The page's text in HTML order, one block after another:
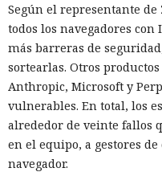
Según el representante
todos los navegadores con
más barreras de
sortearlas. Otros
Anthropic, Microsoft y
vulnerables. En total, los
alrededor de veinte fallos
en el equipo, a gestores
navegador.